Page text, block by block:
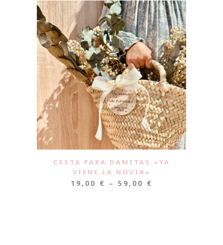
CESTA PARA DAMITAS «YA
VIENE LA NOVIA»
19,00 € – 59,00 €